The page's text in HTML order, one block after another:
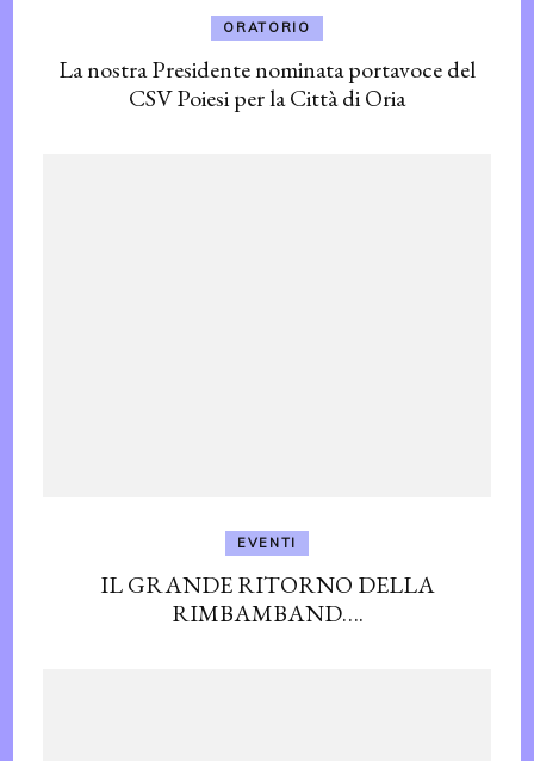
ORATORIO
La nostra Presidente nominata portavoce del
CSV Poiesi per la Città di Oria
EVENTI
IL GRANDE RITORNO DELLA
RIMBAMBAND….